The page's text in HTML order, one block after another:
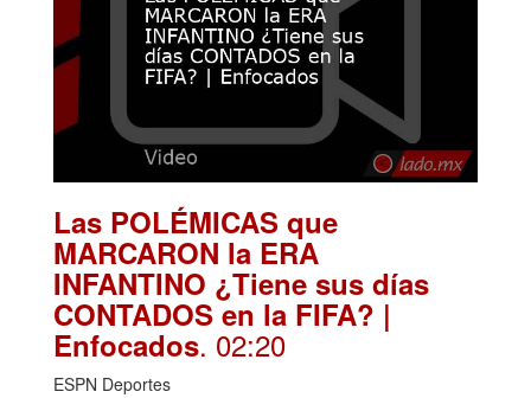
Las POLÉMICAS que
MARCARON la ERA
INFANTINO ¿Tiene sus días
CONTADOS en la FIFA? |
Enfocados. 02:20
ESPN Deportes